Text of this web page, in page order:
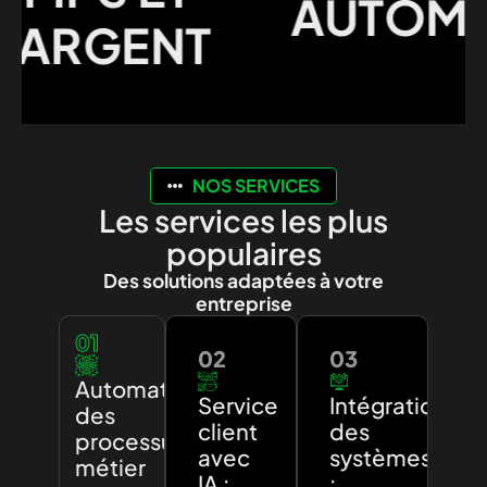
NOS SERVICES
Les services les plus
populaires
Des solutions adaptées à votre
entreprise
01
Automatisation
des
processus
métier
02
Service
client
avec
03
Intégration
des
systèmes